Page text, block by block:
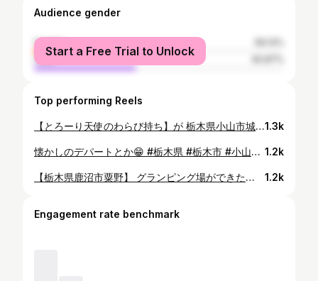
Audience gender
female
male
Start a Free Trial to Unlock
Top performing Reels
【とろーり天使のわらび持ち】が 栃木県小山市城南に開店したので、行ってみた😁 場所は、ハンプティダンプティの向かい側😁 これからは、宇都宮まで行かなくて済む😁 安定のとろとろ感、エッチな舌触り♥ おとなしく見えても意外と大胆だった、花柄のワンピースが似合う黒髪でボブの少女な感じ😁 休みの日に見かけたら、アルバローザかリズリサを着ていた意外な感じ😁 いやいや、きなこと黒蜜味で言えば、和服が似合う古風だけど大胆な和服美人😁 おいでやす〜♥と言ってくれはる😁 それとも、仕事のストレスが多い、ナースの夜😁 下着はピーチジョン😁 そんな味です😁 グラッチェ、グラッチェ♥ #とちぎ #栃木県カフェ #栃木県 #栃木県観光 #栃木県グルメ #栃木県 #小山市グルメ #小山市 #小山市スイーツ #スイーツ #スイーツ部 #スイーツ好きな人と繋がりたい #スイーツ巡り #栃木県スイーツ #あまいもの #甘いもの #わらびもち #わらびもちドリンク1.3k
懐かしのデパートとか😁 #栃木県 #栃木市 #小山市 #宇都宮市 #佐野市 #鹿沼市 #下野市 #さくら市 #野木町 #矢板市 1.2k
【栃木県鹿沼市粟野】 グランピング場ができた😃 やっぱり自然は最高！ もちろん、お風呂は隣にある、つつじの湯♥ 1.2k
Engagement rate benchmark